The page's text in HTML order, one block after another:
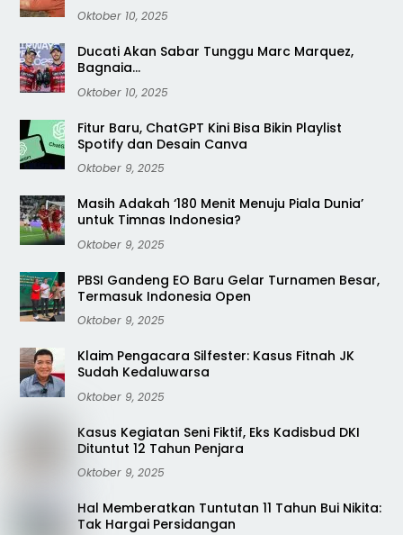
Oktober 10, 2025
Ducati Akan Sabar Tunggu Marc Marquez,
Bagnaia…
Oktober 10, 2025
Fitur Baru, ChatGPT Kini Bisa Bikin Playlist
Spotify dan Desain Canva
Oktober 9, 2025
Masih Adakah ‘180 Menit Menuju Piala Dunia’
untuk Timnas Indonesia?
Oktober 9, 2025
PBSI Gandeng EO Baru Gelar Turnamen Besar,
Termasuk Indonesia Open
Oktober 9, 2025
Klaim Pengacara Silfester: Kasus Fitnah JK
Sudah Kedaluwarsa
Oktober 9, 2025
Kasus Kegiatan Seni Fiktif, Eks Kadisbud DKI
Dituntut 12 Tahun Penjara
Oktober 9, 2025
Hal Memberatkan Tuntutan 11 Tahun Bui Nikita:
Tak Hargai Persidangan